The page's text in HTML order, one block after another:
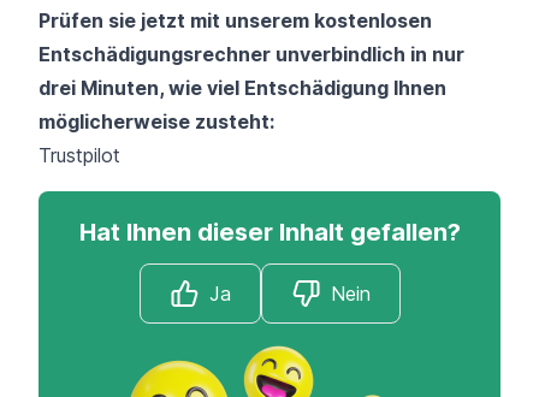
Prüfen sie jetzt mit unserem kostenlosen
Entschädigungsrechner unverbindlich in nur
drei Minuten, wie viel Entschädigung Ihnen
möglicherweise zusteht:
Trustpilot
Hat Ihnen dieser Inhalt gefallen?
Ja Nein